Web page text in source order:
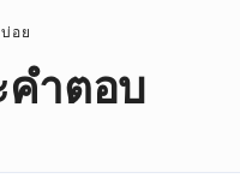
อย
าตอบ